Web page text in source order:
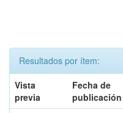
Resultados por ítem:
Vista
previa
Fecha de
publicación